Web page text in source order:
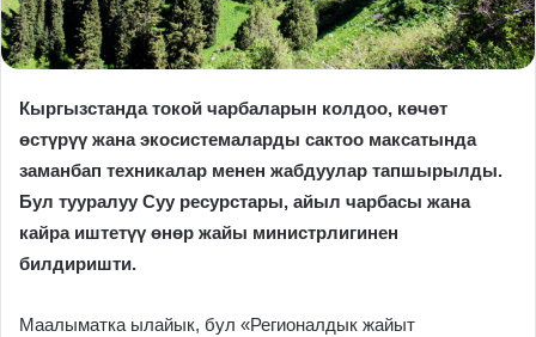
Кыргызстанда токой чарбаларын колдоо, көчөт
өстүрүү жана экосистемаларды сактоо максатында
заманбап техникалар менен жабдуулар тапшырылды.
Бул тууралуу Суу ресурстары, айыл чарбасы жана
кайра иштетүү өнөр жайы министрлигинен
билдиришти.
Маалыматка ылайык, бул «Регионалдык жайыт